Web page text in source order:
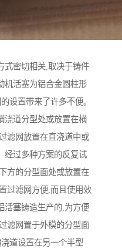
式密切相关,取决于铸件
机活塞为铝合金圆柱形
设置带来了许多不便。
浇道分型处或放置在横
滤网放置在直浇道中或
经过多种方案的反复试
方的分型面处或放置在
过滤网方便,而且使用效
活塞铸造生产的,为方便
滤网置于外模的分型面
道设置在另一个半型